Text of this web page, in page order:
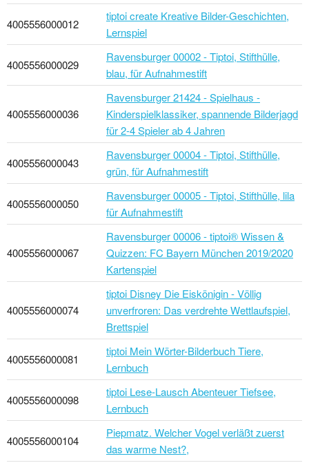
4005556000012
tiptoi create Kreative Bilder-Geschichten,
Lernspiel
4005556000029
Ravensburger 00002 - Tiptoi, Stifthülle,
blau, für Aufnahmestift
4005556000036
Ravensburger 21424 - Spielhaus -
Kinderspielklassiker, spannende Bilderjagd
für 2-4 Spieler ab 4 Jahren
4005556000043
Ravensburger 00004 - Tiptoi, Stifthülle,
grün, für Aufnahmestift
4005556000050
Ravensburger 00005 - Tiptoi, Stifthülle, lila
für Aufnahmestift
4005556000067
Ravensburger 00006 - tiptoi® Wissen &
Quizzen: FC Bayern München 2019/2020
Kartenspiel
4005556000074
tiptoi Disney Die Eiskönigin - Völlig
unverfroren: Das verdrehte Wettlaufspiel,
Brettspiel
4005556000081
tiptoi Mein Wörter-Bilderbuch Tiere,
Lernbuch
4005556000098
tiptoi Lese-Lausch Abenteuer Tiefsee,
Lernbuch
4005556000104
Piepmatz. Welcher Vogel verläßt zuerst
das warme Nest?,